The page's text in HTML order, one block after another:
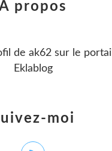
moi
propos
de ak62sur le portail
Eklablog